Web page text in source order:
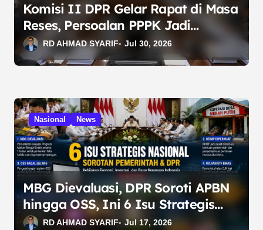
Komisi II DPR Gelar Rapat di Masa
Reses, Persoalan PPPK Jadi
Prioritas Pembahasan
RD AHMAD SYARIF Jul 30, 2026
Nasional News
MBG Dievaluasi, DPR Soroti APBN
hingga OSS, Ini 6 Isu Strategis
Nasional
RD AHMAD SYARIF Jul 17, 2026